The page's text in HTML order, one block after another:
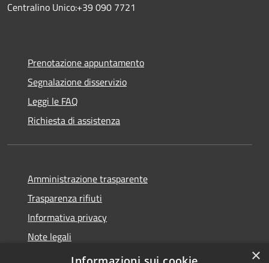
Centralino Unico:+39 090 7721
Prenotazione appuntamento
Segnalazione disservizio
Leggi le FAQ
Richiesta di assistenza
Amministrazione trasparente
Trasparenza rifiuti
Informativa privacy
Note legali
Dichiarazione di accessibilità
×